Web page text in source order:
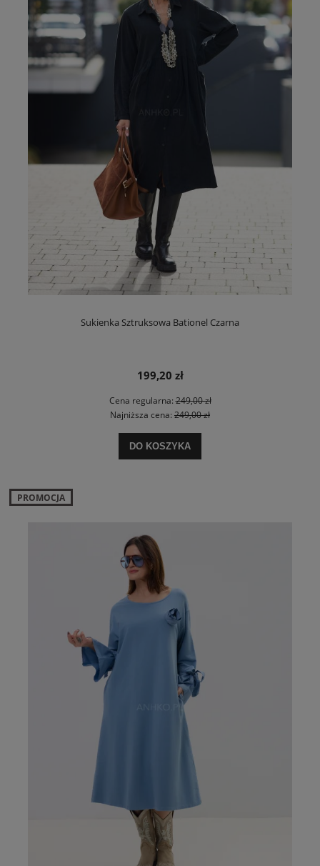
Sukienka Sztruksowa Bationel Czarna
199,20 zł
Cena regularna:249,00 zł
Najniższa cena: 249,00 zł
DO KOSZYKA
PROMOCJA